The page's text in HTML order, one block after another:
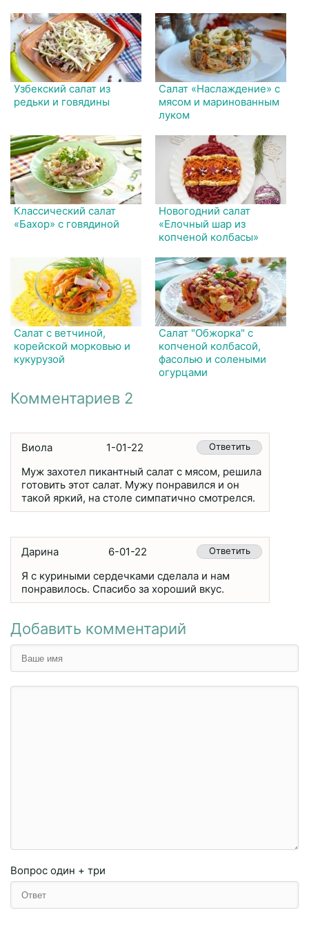
Узбекский салат из
редьки и говядины
Салат «Наслаждение» с
мясом и маринованным
луком
Классический салат
«Бахор» с говядиной
Новогодний салат
«Елочный шар из
копченой колбасы»
Салат с ветчиной,
корейской морковью и
кукурузой
Салат "Обжорка" с
копченой колбасой,
фасолью и солеными
огурцами
Комментариев 2
Виола 1-01-22 Ответить
Муж захотел пикантный салат с мясом, решила
готовить этот салат. Мужу понравился и он
такой яркий, на столе симпатично смотрелся.
Дарина 6-01-22 Ответить
Я с куриными сердечками сделала и нам
понравилось. Спасибо за хороший вкус.
Добавить комментарий
Вопрос один + три